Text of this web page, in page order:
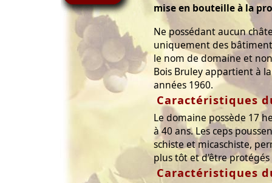
mise en bouteille à la
Ne possédant aucun
uniquement des
le nom de domaine et
Bois Bruley appartient à
années 1960.
Caractéristiques
Le domaine possède 17
à 40 ans. Les ceps
schiste et micaschiste,
plus tôt et d'être
Caractéristiques